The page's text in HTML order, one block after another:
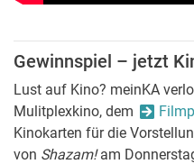
Gewinnspiel – jetzt
Lust auf Kino? meinKA
Mulitplexkino, dem
Kinokarten für die
von Shazam!am